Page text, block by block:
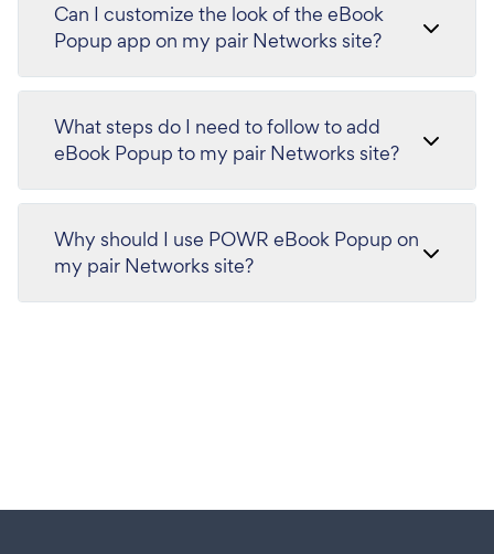
Can I customize the look of the eBook
Popup app on my pair Networks site?
What steps do I need to follow to add
eBook Popup to my pair Networks site?
Why should I use POWR eBook Popup on
my pair Networks site?